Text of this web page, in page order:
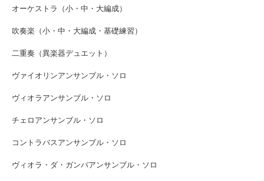
オーケストラ（小・中・大編成）
吹奏楽（小・中・大編成・基礎練習）
二重奏（異楽器デュエット）
ヴァイオリンアンサンブル・ソロ
ヴィオラアンサンブル・ソロ
チェロアンサンブル・ソロ
コントラバスアンサンブル・ソロ
ヴィオラ・ダ・ガンバアンサンブル・ソロ